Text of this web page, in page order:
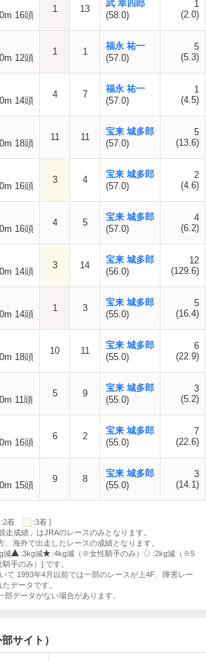
16頭
1 13
武 幸四郎
(58.0)
1
(2.0)
12頭
1 1
福永 祐一
(57.0)
5
(5.3)
14頭
4 7
福永 祐一
(57.0)
1
(4.5)
18頭
11 11
宝来 城多郎
(57.0)
5
(13.6)
16頭
3 4
宝来 城多郎
(57.0)
2
(4.6)
16頭
4 5
宝来 城多郎
(57.0)
4
(6.2)
14頭
3 14
宝来 城多郎
(56.0)
12
(129.6)
14頭
1 3
宝来 城多郎
(55.0)
5
(16.4)
18頭
10 11
宝来 城多郎
(55.0)
6
(22.9)
11頭
5 9
宝来 城多郎
(55.0)
3
(5.2)
16頭
6 2
宝来 城多郎
(55.0)
7
(22.6)
15頭
9 8
宝来 城多郎
(55.0)
3
(14.1)
:2着
:3着 ]
成績」はJRAのレースのみとなります。
海外で出走したレースの成績となります。
減 :3kg減 :4kg減（※女性騎手のみ）
:2kg減（※5
手のみ）] です。
て 1993年4月以前では一部のレースが上4F、障害レー
データです。
データがない場合があります。
サイト）